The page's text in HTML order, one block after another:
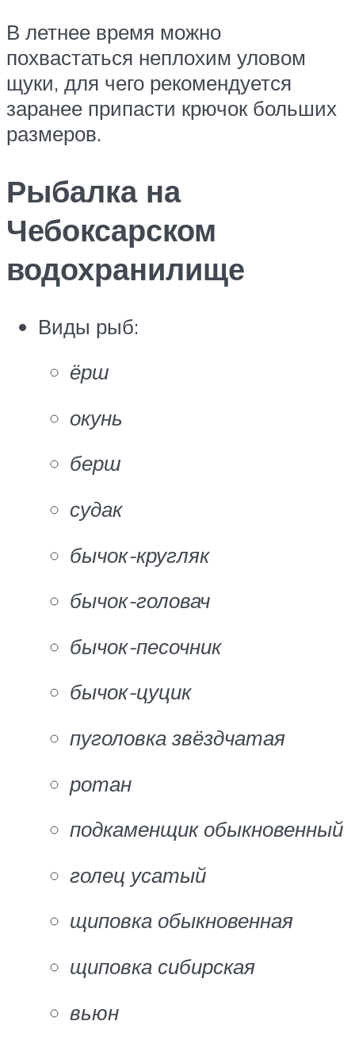
В летнее время можно
похвастаться неплохим уловом
щуки, для чего рекомендуется
заранее припасти крючок больших
размеров.
Рыбалка на
Чебоксарском
водохранилище
Виды рыб:
ёрш
окунь
берш
судак
бычок-кругляк
бычок-головач
бычок-песочник
бычок-цуцик
пуголовка звёздчатая
ротан
подкаменщик обыкновенный
голец усатый
щиповка обыкновенная
щиповка сибирская
вьюн